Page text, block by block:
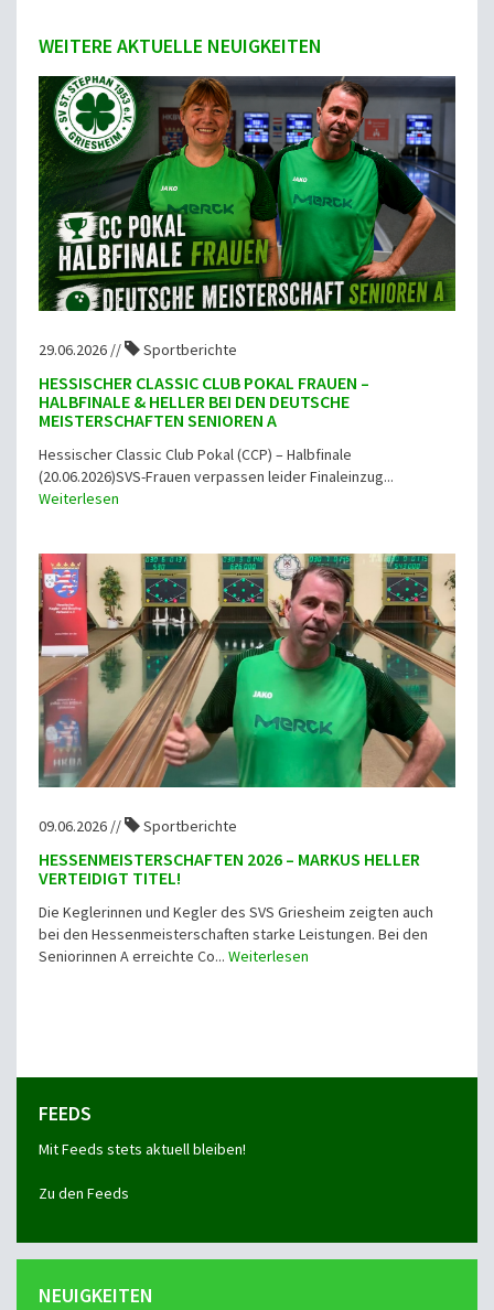
WEITERE AKTUELLE NEUIGKEITEN
29.06.2026 // Sportberichte
HESSISCHER CLASSIC CLUB POKAL FRAUEN –
HALBFINALE & HELLER BEI DEN DEUTSCHE
MEISTERSCHAFTEN SENIOREN A
Hessischer Classic Club Pokal (CCP) – Halbfinale
(20.06.2026)SVS-Frauen verpassen leider Finaleinzug...
Weiterlesen
09.06.2026 // Sportberichte
HESSENMEISTERSCHAFTEN 2026 – MARKUS HELLER
VERTEIDIGT TITEL!
Die Keglerinnen und Kegler des SVS Griesheim zeigten auch
bei den Hessenmeisterschaften starke Leistungen. Bei den
Seniorinnen A erreichte Co... Weiterlesen
FEEDS
Mit Feeds stets aktuell bleiben!
Zu den Feeds
NEUIGKEITEN